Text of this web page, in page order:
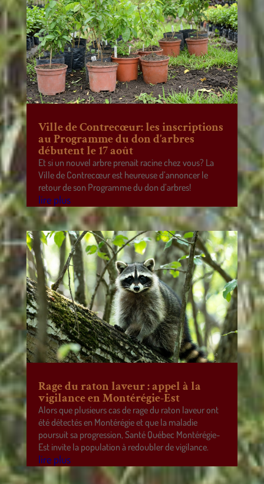
Ville de Contrecœur: les inscriptions
au Programme du don d’arbres
débutent le 17 août
Et si un nouvel arbre prenait racine chez vous? La
Ville de Contrecœur est heureuse d’annoncer le
retour de son Programme du don d’arbres!
lire plus
Rage du raton laveur : appel à la
vigilance en Montérégie-Est
Alors que plusieurs cas de rage du raton laveur ont
été détectés en Montérégie et que la maladie
poursuit sa progression, Santé Québec Montérégie-
Est invite la population à redoubler de vigilance.
lire plus